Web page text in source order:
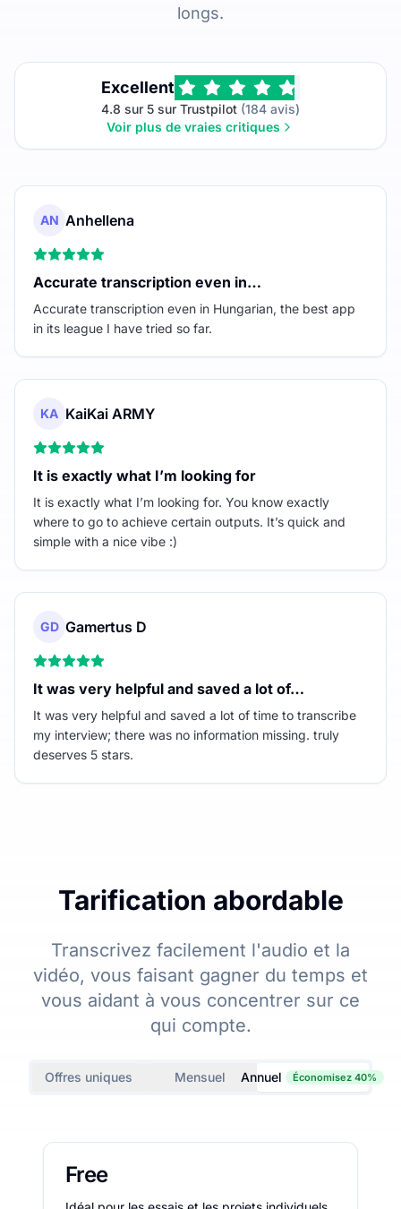
longs.
Excellent
4.8 sur 5 sur Trustpilot (184 avis)
Voir plus de vraies critiques
AN Anhellena
Accurate transcription even in…
Accurate transcription even in Hungarian, the best app
in its league I have tried so far.
KA KaiKai ARMY
It is exactly what I’m looking for
It is exactly what I’m looking for. You know exactly
where to go to achieve certain outputs. It’s quick and
simple with a nice vibe :)
GD Gamertus D
It was very helpful and saved a lot of…
It was very helpful and saved a lot of time to transcribe
my interview; there was no information missing. truly
deserves 5 stars.
Tarification abordable
Transcrivez facilement l'audio et la
vidéo, vous faisant gagner du temps et
vous aidant à vous concentrer sur ce
qui compte.
Offres uniques Mensuel Annuel Économisez 40%
Free